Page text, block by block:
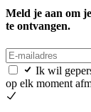
Meld je aan om
te ontvangen.
Ik wil
op elk moment